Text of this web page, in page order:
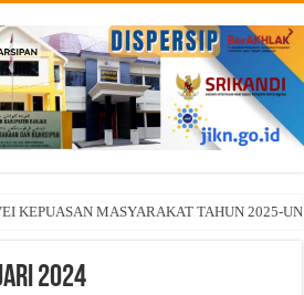
KEPUASAN MASYARAKAT TAHUN 2025-
2024